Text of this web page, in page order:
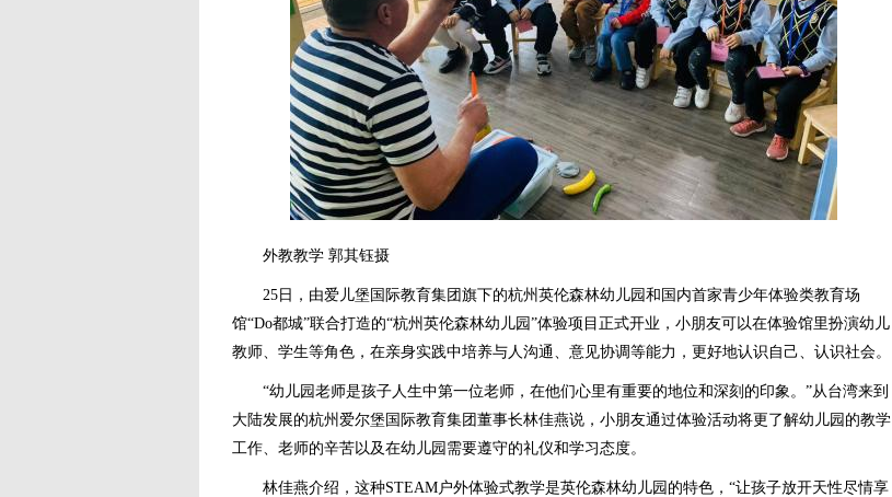
外教教学 郭其钰摄
25日，由爱儿堡国际教育集团旗下的杭州英伦森林幼儿园和国内首家青少年体验类教育场
馆“Do都城”联合打造的“杭州英伦森林幼儿园”体验项目正式开业，小朋友可以在体验馆里扮演幼儿
教师、学生等角色，在亲身实践中培养与人沟通、意见协调等能力，更好地认识自己、认识社会。
“幼儿园老师是孩子人生中第一位老师，在他们心里有重要的地位和深刻的印象。”从台湾来到
大陆发展的杭州爱尔堡国际教育集团董事长林佳燕说，小朋友通过体验活动将更了解幼儿园的教学
工作、老师的辛苦以及在幼儿园需要遵守的礼仪和学习态度。
林佳燕介绍，这种STEAM户外体验式教学是英伦森林幼儿园的特色，“让孩子放开天性尽情享